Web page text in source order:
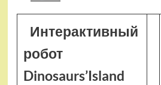
Интерактивный
робот
Dinosaurs’Island